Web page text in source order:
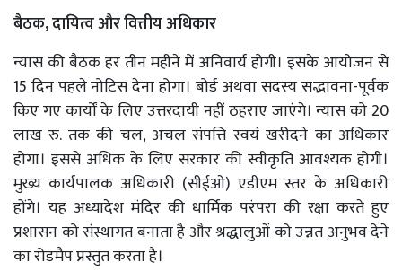
बैठक, दायित्व और वित्तीय अधिकार
न्यास की बैठक हर तीन महीने में अनिवार्य होगी। इसके आयोजन से
15 दिन पहले नोटिस देना होगा। बोर्ड अथवा सदस्य सद्भावना-पूर्वक
किए गए कार्यों के लिए उत्तरदायी नहीं ठहराए जाएंगे। न्यास को 20
लाख रु. तक की चल, अचल संपत्ति स्वयं खरीदने का अधिकार
होगा। इससे अधिक के लिए सरकार की स्वीकृति आवश्यक होगी।
मुख्य कार्यपालक अधिकारी (सीईओ) एडीएम स्तर के अधिकारी
होंगे। यह अध्यादेश मंदिर की धार्मिक परंपरा की रक्षा करते हुए
प्रशासन को संस्थागत बनाता है और श्रद्धालुओं को उन्नत अनुभव देने
का रोडमैप प्रस्तुत करता है।